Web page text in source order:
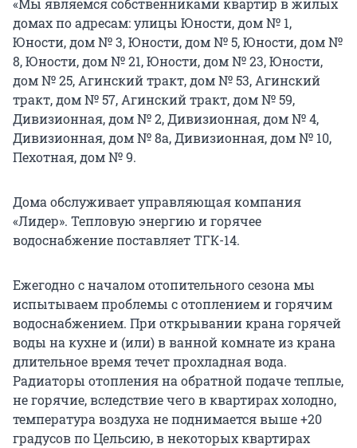
«Мы являемся собственниками квартир в жилых
домах по адресам: улицы Юности, дом № 1,
Юности, дом № 3, Юности, дом № 5, Юности, дом №
8, Юности, дом № 21, Юности, дом № 23, Юности,
дом № 25, Агинский тракт, дом № 53, Агинский
тракт, дом № 57, Агинский тракт, дом № 59,
Дивизионная, дом № 2, Дивизионная, дом № 4,
Дивизионная, дом № 8а, Дивизионная, дом № 10,
Пехотная, дом № 9.
Дома обслуживает управляющая компания
«Лидер». Тепловую энергию и горячее
водоснабжение поставляет ТГК-14.
Ежегодно с началом отопительного сезона мы
испытываем проблемы с отоплением и горячим
водоснабжением. При открывании крана горячей
воды на кухне и (или) в ванной комнате из крана
длительное время течет прохладная вода.
Радиаторы отопления на обратной подаче теплые,
не горячие, вследствие чего в квартирах холодно,
температура воздуха не поднимается выше +20
градусов по Цельсию, в некоторых квартирах